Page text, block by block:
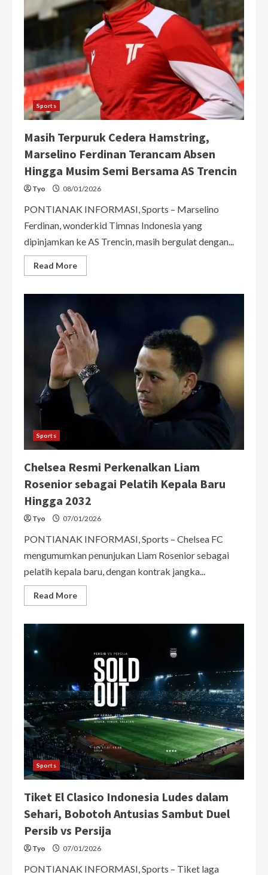
Kemenangan
Perdana
Proliga
2026
di
Pontianak
Sports
Masih Terpuruk Cedera Hamstring,
Marselino Ferdinan Terancam Absen
Hingga Musim Semi Bersama AS Trencin
Tyo 08/01/2026
PONTIANAK INFORMASI, Sports – Marselino
Ferdinan, wonderkid Timnas Indonesia yang
dipinjamkan ke AS Trencin, masih bergulat dengan...
Read MoreRead
more
Hamstring,
Marselino
Ferdinan
Terancam
Absen
Hingga
Musim
Semi
Bersama
AS
Trencin
Sports
Chelsea Resmi Perkenalkan Liam
Rosenior sebagai Pelatih Kepala Baru
Hingga 2032
Tyo 07/01/2026
PONTIANAK INFORMASI, Sports – Chelsea FC
mengumumkan penunjukan Liam Rosenior sebagai
pelatih kepala baru, dengan kontrak jangka...
Read MoreRead
more
Rosenior
sebagai
Pelatih
Kepala
Baru
Hingga
2032
Sports
Tiket El Clasico Indonesia Ludes dalam
Sehari, Bobotoh Antusias Sambut Duel
Persib vs Persija
Tyo 07/01/2026
PONTIANAK INFORMASI, Sports – Tiket laga